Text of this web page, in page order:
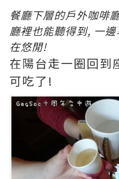
餐廳下層的戶外咖啡
廳裡也能聽得到, 一
在悠閒!
在陽台走一圈回到
可吃了!